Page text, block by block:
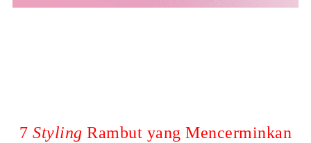
7 Styling Rambut yang Mencerminkan